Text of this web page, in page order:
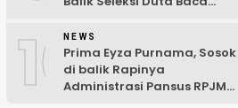
10NEWS
Prima Eyza Purnama, Sosok
di balik Rapinya
Administrasi Pansus RPJMD